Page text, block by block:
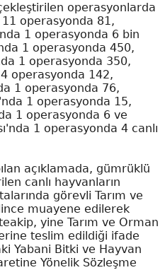
operasyonlarda
11 operasyonda 81,
1 operasyonda 6 bin
1 operasyonda 450,
1 operasyonda 350,
4 operasyonda 142,
1 operasyonda 76,
1 operasyonda 15,
1 operasyonda 6 ve
1 operasyonda 4 canlı
açıklamada, gümrüklü
canlı hayvanların
görevli Tarım ve
muayene edilerek
yine Tarım ve Orman
teslim edildiği ifade
Yabani Bitki ve Hayvan
Yönelik Sözleşme